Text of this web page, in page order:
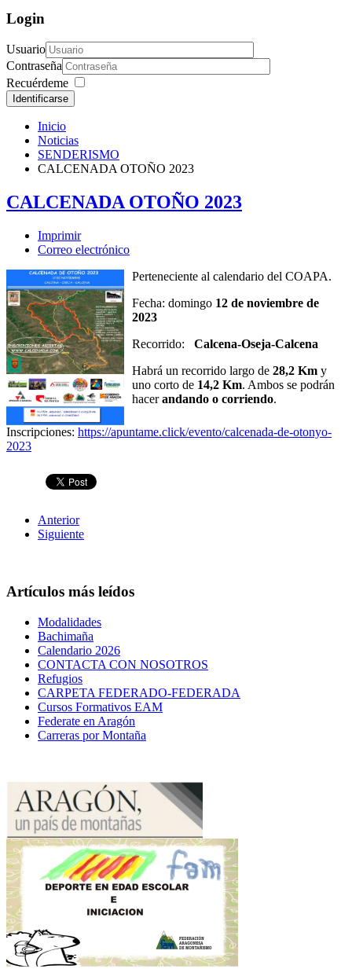
Login
Usuario
Contraseña
Recuérdeme
Identificarse
Inicio
Noticias
SENDERISMO
CALCENADA OTOÑO 2023
CALCENADA OTOÑO 2023
Imprimir
Correo electrónico
Perteneciente al calendario del COAPA.
Fecha: domingo 12 de noviembre de
2023
Recorrido: Calcena-Oseja-Calcena
Habrá un recorrido largo de 28,2 Km y
uno corto de 14,2 Km. Ambos se podrán
hacerandando o corriendo.
Inscripciones: https://apuntame.click/evento/calcenada-de-otonyo-
2023
Anterior
Siguiente
Artículos más leídos
Modalidades
Bachimaña
Calendario 2026
CONTACTA CON NOSOTROS
Refugios
CARPETA FEDERADO-FEDERADA
Cursos Formativos EAM
Federate en Aragón
Carreras por Montaña